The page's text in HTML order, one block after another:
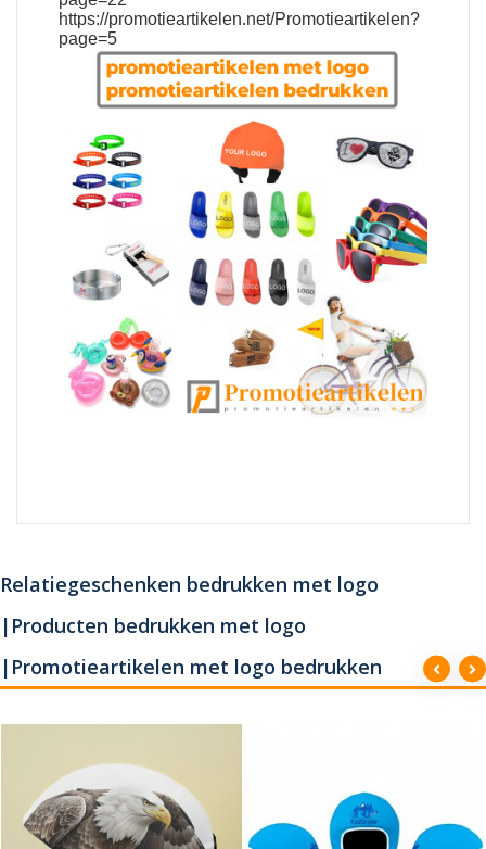
https://promotieartikelen.net/Promotieartikelen?
page=5
Relatiegeschenken bedrukken met logo
|Producten bedrukken met logo
|Promotieartikelen met logo bedrukken